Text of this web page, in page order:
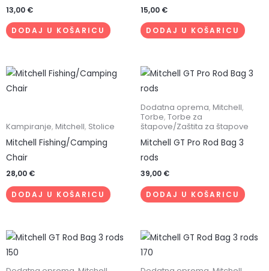
13,00 €
DODAJ U KOŠARICU
15,00 €
DODAJ U KOŠARICU
Kampiranje, Mitchell, Stolice
Mitchell Fishing/Camping
Chair
28,00 €
DODAJ U KOŠARICU
Dodatna oprema, Mitchell,
Torbe, Torbe za
štapove/Zaštita za štapove
Mitchell GT Pro Rod Bag 3
rods
39,00 €
DODAJ U KOŠARICU